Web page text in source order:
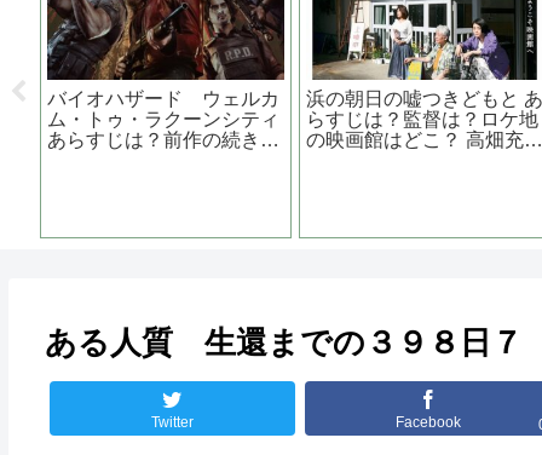
すじは？キ
本のベテラン
さんも出演？
危険なビーナスの吉高由里
子が主演する映画『 ユリ
ゴコロ 』本格派傑作ミス
地獄の警備員
原作は？監督
マスター版を
ある人質 生還までの３９８日７
Twitter Facebook